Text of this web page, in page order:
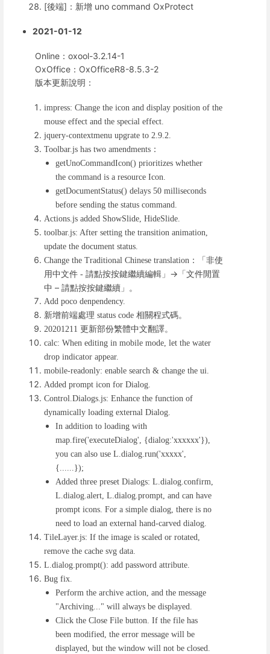
[後端]：新增 uno command OxProtect
2021-01-12
Online：oxool-3.2.14-1
OxOffice：OxOfficeR8-8.5.3-2
版本更新說明：
impress: Change the icon and display position of the
mouse effect and the special effect.
jquery-contextmenu upgrate to 2.9.2.
Toolbar.js has two amendments ：
getUnoCommandIcon() prioritizes whether
the command is a resource Icon.
getDocumentStatus() delays 50 milliseconds
before sending the status command.
Actions.js added ShowSlide, HideSlide.
toolbar.js: After setting the transition animation,
update the document status.
Change the Traditional Chinese translation ：「非使
用中文件-請點按按鍵繼續編輯」→「文件閒置
中 – 請點按按鍵繼續」。
Add poco denpendency.
新增前端處理status code相關程式碼。
20201211 更新部份繁體中文翻譯。
calc: When editing in mobile mode, let the water
drop indicator appear.
mobile-readonly: enable search & change the ui.
Added prompt icon for Dialog.
Control.Dialogs.js: Enhance the function of
dynamically loading external Dialog.
In addition to loading with
map.fire('executeDialog', {dialog:'xxxxxx'}),
you can also use L.dialog.run('xxxxx',
{......});
Added three preset Dialogs: L.dialog.confirm,
L.dialog.alert, L.dialog.prompt, and can have
prompt icons. For a simple dialog, there is no
need to load an external hand-carved dialog.
TileLayer.js: If the image is scaled or rotated,
remove the cache svg data.
L.dialog.prompt(): add password attribute.
Bug fix.
Perform the archive action, and the message
"Archiving..." will always be displayed.
Click the Close File button. If the file has
been modified, the error message will be
displayed, but the window will not be closed.